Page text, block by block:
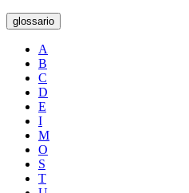
glossario
A
B
C
D
E
I
M
O
S
T